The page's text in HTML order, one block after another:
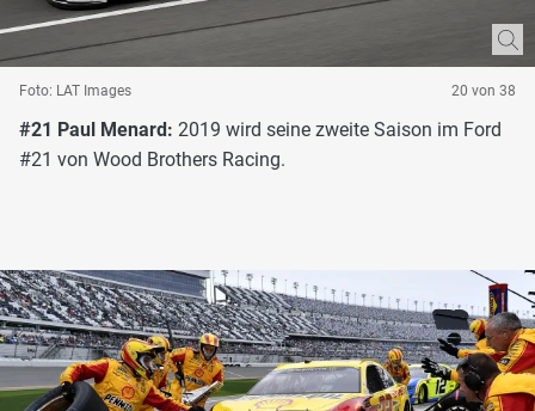
Foto: LAT Images 20 von 38
#21 Paul Menard: 2019 wird seine zweite Saison im Ford
#21 von Wood Brothers Racing.